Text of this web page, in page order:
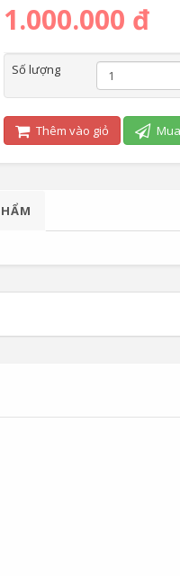
1.000.000 đ
Số lượng
Thêm vào giỏ